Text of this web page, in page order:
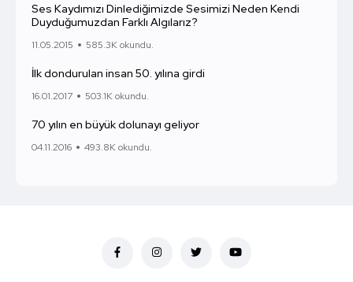
Ses Kaydımızı Dinlediğimizde Sesimizi Neden Kendi
Duyduğumuzdan Farklı Algılarız?
11.05.2015 585.3K okundu.
İlk dondurulan insan 50. yılına girdi
16.01.2017 503.1K okundu.
70 yılın en büyük dolunayı geliyor
04.11.2016 493.8K okundu.